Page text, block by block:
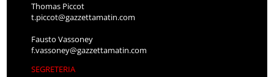
Thomas Piccot
t.piccot@gazzettamatin.com
Fausto Vassoney
f.vassoney@gazzettamatin.com
SEGRETERIA